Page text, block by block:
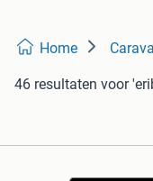
Home
46 resultaten voor